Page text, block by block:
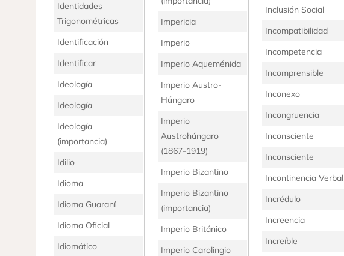
Identidades
Trigonométricas
Identificación
Identificar
Ideología
Ideología
Ideología
(importancia)
Idilio
Idioma
Idioma Guaraní
Idioma Oficial
Idiomático
Impericia
Imperio
Imperio Aqueménida
Imperio Austro-
Húngaro
Imperio
Austrohúngaro
(1867-1919)
Imperio Bizantino
Imperio Bizantino
(importancia)
Imperio Británico
Imperio Carolingio
Inclusión Social
Incompatibilidad
Incompetencia
Incomprensible
Inconexo
Incongruencia
Inconsciente
Inconsciente
Incontinencia Verbal
Incrédulo
Increencia
Increíble